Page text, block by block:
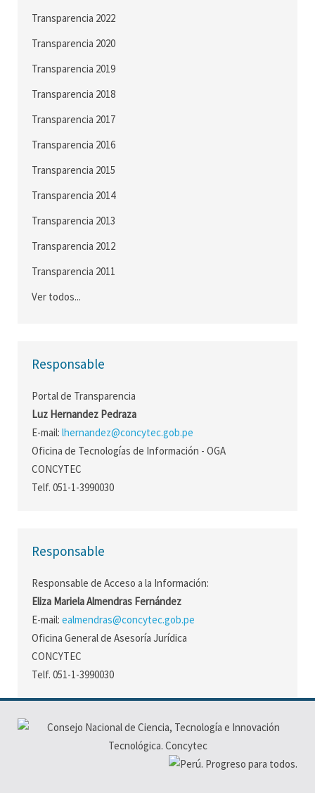
Transparencia 2022
Transparencia 2020
Transparencia 2019
Transparencia 2018
Transparencia 2017
Transparencia 2016
Transparencia 2015
Transparencia 2014
Transparencia 2013
Transparencia 2012
Transparencia 2011
Ver todos...
Responsable
Portal de Transparencia
Luz Hernandez Pedraza
E-mail: lhernandez@concytec.gob.pe
Oficina de Tecnologías de Información - OGA
CONCYTEC
Telf. 051-1-3990030
Responsable
Responsable de Acceso a la Información:
Eliza Mariela Almendras Fernández
E-mail: ealmendras@concytec.gob.pe
Oficina General de Asesoría Jurídica
CONCYTEC
Telf. 051-1-3990030